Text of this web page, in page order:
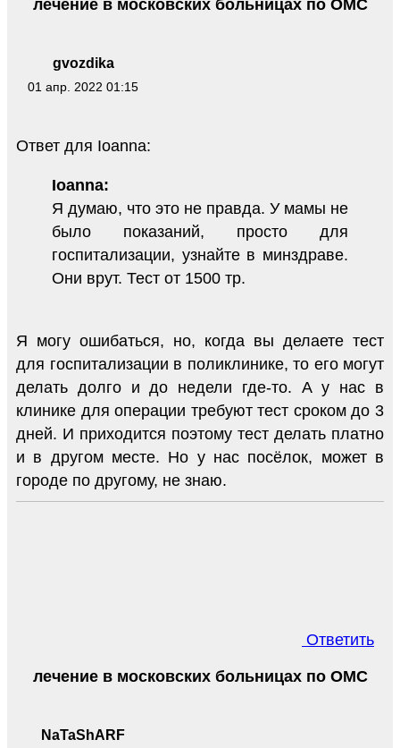
gvozdika
01 апр. 2022 01:15
лечение в московских больницах по ОМС
Ответ для Ioanna:
Ioanna:
Я думаю, что это не правда. У мамы не
было показаний, просто для
госпитализации, узнайте в минздраве.
Они врут. Тест от 1500 тр.
Я могу ошибаться, но, когда вы делаете тест
для госпитализации в поликлинике, то его могут
делать долго и до недели где-то. А у нас в
клинике для операции требуют тест сроком до 3
дней. И приходится поэтому тест делать платно
и в другом месте. Но у нас посёлок, может в
городе по другому, не знаю.
Ответить
NaTaShARF
лечение в московских больницах по ОМС